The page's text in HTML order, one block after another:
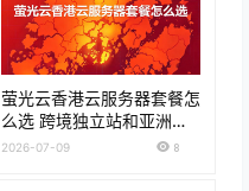
萤光云香港云服务器套餐怎
么选 跨境独立站和亚洲访
问购买建议
2026-07-09 8